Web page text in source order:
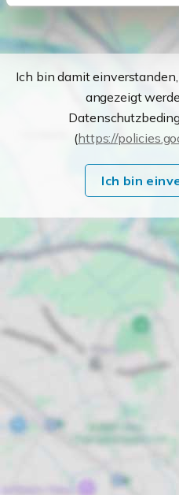
Ich bin damit
angezeigt
(https://
Ich bin